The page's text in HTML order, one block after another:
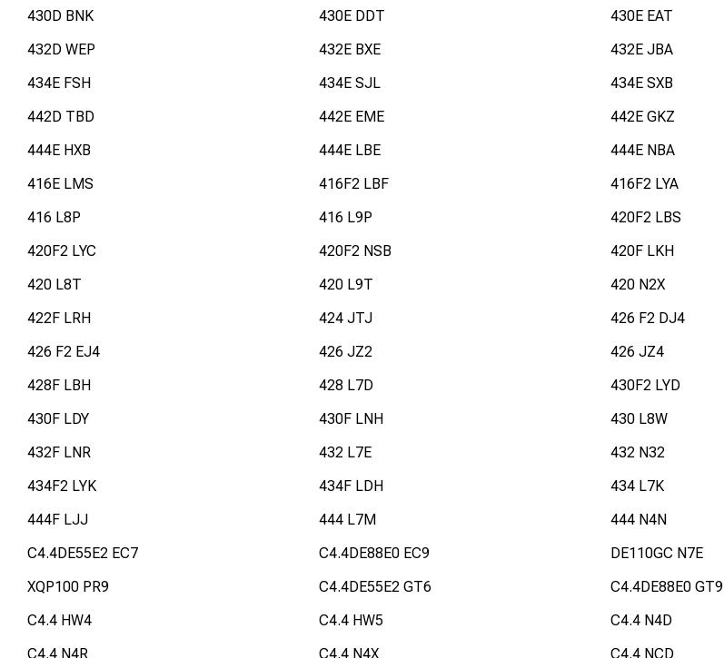
430D BNK
430E DDT 430E EAT
432D WEP
432E BXE 432E JBA
434E FSH
434E SJL 434E SXB
442D TBD
442E EME 442E GKZ
444E HXB
444E LBE 444E NBA
416E LMS
416F2 LBF 416F2 LYA
416 L8P
416 L9P 420F2 LBS
420F2 LYC
420F2 NSB 420F LKH
420 L8T
420 L9T 420 N2X
422F LRH
424 JTJ 426 F2 DJ4
426 F2 EJ4
426 JZ2 426 JZ4
428F LBH
428 L7D 430F2 LYD
430F LDY
430F LNH 430 L8W
432F LNR
432 L7E 432 N32
434F2 LYK
434F LDH 434 L7K
444F LJJ
444 L7M 444 N4N
C4.4DE55E2 EC7
C4.4DE88E0 EC9 DE110GC N7E
XQP100 PR9
C4.4DE55E2 GT6 C4.4DE88E0 GT9
C4.4 HW4
C4.4 HW5 C4.4 N4D
C4.4 N4R
C4.4 N4X C4.4 NCD